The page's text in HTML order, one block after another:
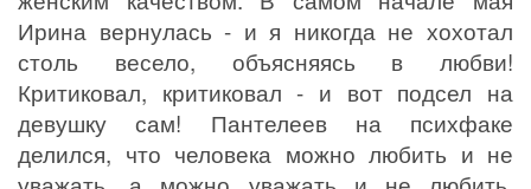
Ирина вернулась - и я никогда не хохотал
столь весело, объясняясь в любви!
Критиковал, критиковал - и вот подсел на
девушку сам! Пантелеев на психфаке
делился, что человека можно любить и не